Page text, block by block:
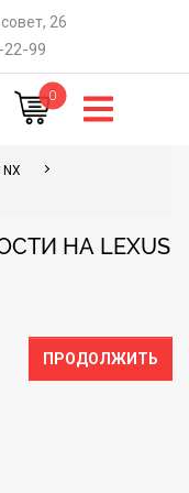
26
99
0
NX
НА LEXUS
ПРОДОЛЖИТЬ